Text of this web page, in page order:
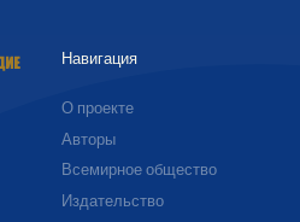
Навигация
О проекте
Авторы
Всемирное общество
Издательство